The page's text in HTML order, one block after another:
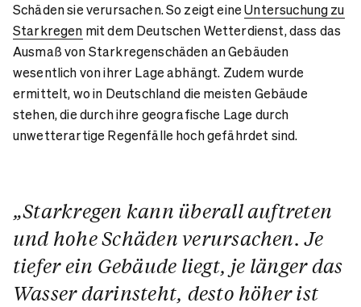
Schäden sie verursachen. So zeigt eineUntersuchung zu
Starkregen mit dem Deutschen Wetterdienst, dass das
Ausmaß von Starkregenschäden an Gebäuden
wesentlich von ihrer Lage abhängt. Zudem wurde
ermittelt, wo in Deutschland die meisten Gebäude
stehen, die durch ihre geografische Lage durch
unwetterartige Regenfälle hoch gefährdet sind.
„Starkregen kann überall auftreten
und hohe Schäden verursachen. Je
tiefer ein Gebäude liegt, je länger das
Wasser darinsteht, desto höher ist